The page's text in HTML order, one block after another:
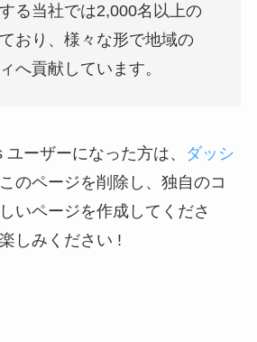
る当社では2,000名以上の
おり、様々な形で地域の
へ貢献しています。
ーザーになった方は、
ダッシ
のページを削除し、独自のコ
いページを作成してくださ
しみください !